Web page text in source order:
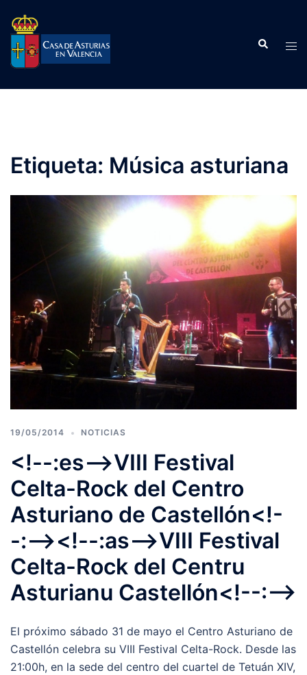
contenido
Buscar
Etiqueta: Música asturiana
19/05/2014 NOTICIAS
<!--:es-->VIII Festival
Celta-Rock del Centro
Asturiano de Castellón<!-
-:--><!--:as-->VIII Festival
Celta-Rock del Centru
Asturianu Castellón<!--:-->
El próximo sábado 31 de mayo el Centro Asturiano de
Castellón celebra su VIII Festival Celta-Rock. Desde las
21:00h, en la sede del centro del cuartel de Tetuán XIV,